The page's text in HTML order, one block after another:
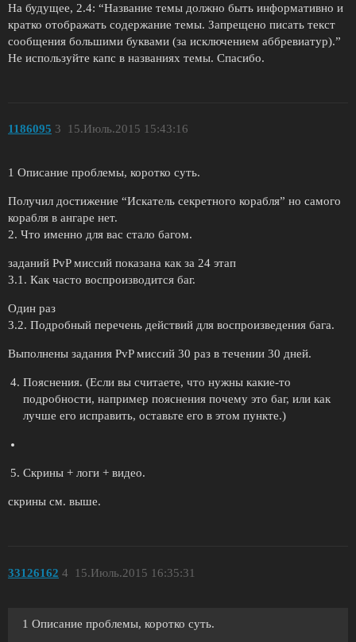
На будущее, 2.4: “Название темы должно быть информативно и
кратко отображать содержание темы. Запрещено писать текст
сообщения большими буквами (за исключением аббревиатур).”
Не используйте капс в названиях темы. Спасибо.
1186095 15.Июль.2015 15:43:16
3
1 Описание проблемы, коротко суть.
Получил достижение “Искатель секретного корабля” но самого
корабля в ангаре нет.
2. Что именно для вас стало багом.
заданий PvP миссий показана как за 24 этап
3.1. Как часто воспроизводится баг.
Один раз
3.2. Подробный перечень действий для воспроизведения бага.
Выполнены задания PvP миссий 30 раз в течении 30 дней.
Пояснения. (Если вы считаете, что нужны какие-то
подробности, например пояснения почему это баг, или как
лучше его исправить, оставьте его в этом пункте.)
Скрины + логи + видео.
скрины см. выше.
33126162 15.Июль.2015 16:35:31
4
1 Описание проблемы, коротко суть.